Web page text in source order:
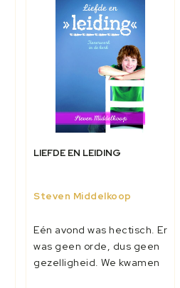
LIEFDE EN LEIDING
Steven Middelkoop
Eén avond was hectisch. Er
was geen orde, dus geen
gezelligheid. We kwamen